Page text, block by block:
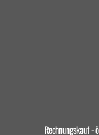
Rechnungskauf -